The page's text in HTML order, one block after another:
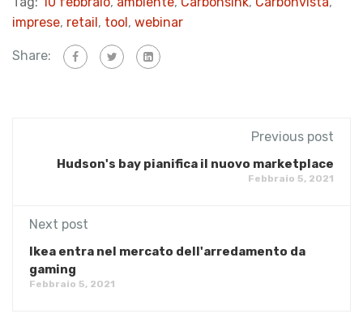
imprese, retail, tool, webinar
Share:
Previous post
Hudson's bay pianifica il nuovo marketplace
Febbraio 5, 2021
Next post
Ikea entra nel mercato dell'arredamento da
gaming
Febbraio 5, 2021